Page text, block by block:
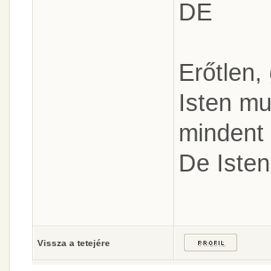
DE
Erőtlen,
Isten
De
Vissza a tetejére